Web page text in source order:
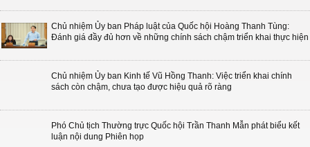
Chủ nhiệm Ủy ban Pháp luật của Quốc hội Hoàng Thanh Tùng:
Đánh giá đầy đủ hơn về những chính sách chậm triển khai thực hiện
Chủ nhiệm Ủy ban Kinh tế Vũ Hồng Thanh: Việc triển khai chính
sách còn chậm, chưa tạo được hiệu quả rõ ràng
Phó Chủ tịch Thường trực Quốc hội Trần Thanh Mẫn phát biểu kết
luận nội dung Phiên họp